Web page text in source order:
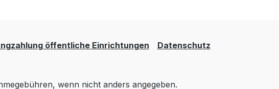
öffentliche Einrichtungen Datenschutz
wenn nicht anders angegeben.